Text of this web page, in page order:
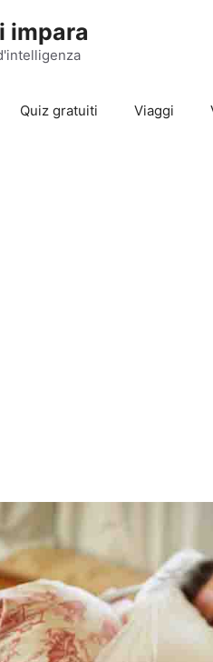
impara
Quiz gratuiti Viaggi